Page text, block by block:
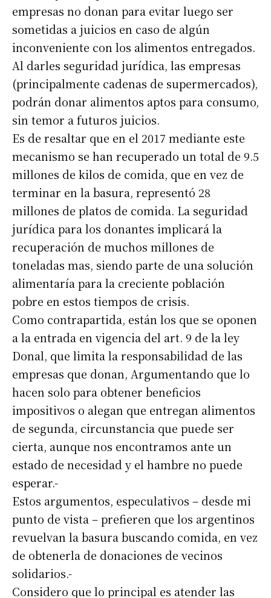
empresas no donan para evitar luego ser
sometidas a juicios en caso de algún
inconveniente con los alimentos entregados.
Al darles seguridad jurídica, las empresas
(principalmente cadenas de supermercados),
podrán donar alimentos aptos para consumo,
sin temor a futuros juicios.
Es de resaltar que en el 2017 mediante este
mecanismo se han recuperado un total de 9.5
millones de kilos de comida, que en vez de
terminar en la basura, representó 28
millones de platos de comida. La seguridad
jurídica para los donantes implicará la
recuperación de muchos millones de
toneladas mas, siendo parte de una solución
alimentaría para la creciente población
pobre en estos tiempos de crisis.
Como contrapartida, están los que se oponen
a la entrada en vigencia del art. 9 de la ley
Donal, que limita la responsabilidad de las
empresas que donan, Argumentando que lo
hacen solo para obtener beneficios
impositivos o alegan que entregan alimentos
de segunda, circunstancia que puede ser
cierta, aunque nos encontramos ante un
estado de necesidad y el hambre no puede
esperar.-
Estos argumentos, especulativos – desde mi
punto de vista – prefieren que los argentinos
revuelvan la basura buscando comida, en vez
de obtenerla de donaciones de vecinos
solidarios.-
Considero que lo principal es atender las